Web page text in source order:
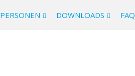
PERSONEN DOWNLOADS FAQ